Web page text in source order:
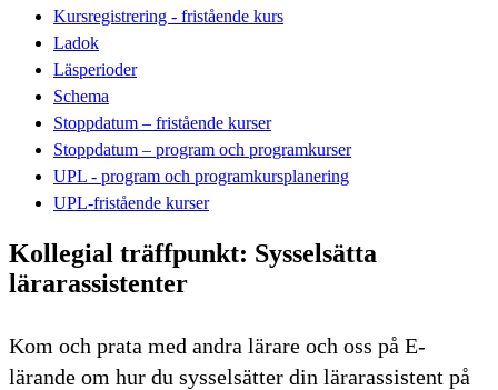
Kursregistrering - fristående kurs
Ladok
Läsperioder
Schema
Stoppdatum – fristående kurser
Stoppdatum – program och programkurser
UPL - program och programkursplanering
UPL-fristående kurser
Kollegial träffpunkt: Sysselsätta
lärarassistenter
Kom och prata med andra lärare och oss på E-
lärande om hur du sysselsätter din lärarassistent på